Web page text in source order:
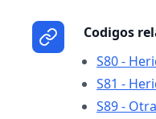
Codigos
S80 -
S81 -
S89 -